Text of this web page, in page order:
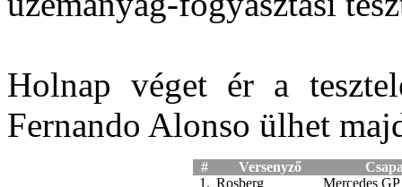
Holnap véget ér a
Fernando Alonso ülhet
# Versenyző
1. Rosberg
Mercedes GP